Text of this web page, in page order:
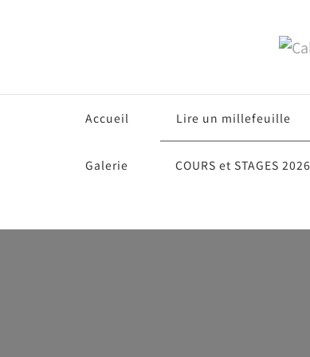
Accueil Lire un millefeuille
Galerie COURS et STAGES 2026